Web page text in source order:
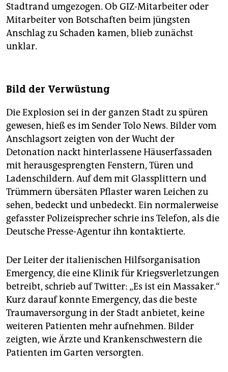
Stadtrand umgezogen. Ob GIZ-Mitarbeiter oder
Mitarbeiter von Botschaften beim jüngsten
Anschlag zu Schaden kamen, blieb zunächst
unklar.
Bild der Verwüstung
Die Explosion sei in der ganzen Stadt zu spüren
gewesen, hieß es im Sender Tolo News. Bilder vom
Anschlagsort zeigten von der Wucht der
Detonation nackt hinterlassene Häuserfassaden
mit herausgesprengten Fenstern, Türen und
Ladenschildern. Auf dem mit Glassplittern und
Trümmern übersäten Pflaster waren Leichen zu
sehen, bedeckt und unbedeckt. Ein normalerweise
gefasster Polizeisprecher schrie ins Telefon, als die
Deutsche Presse-Agentur ihn kontaktierte.
Der Leiter der italienischen Hilfsorganisation
Emergency, die eine Klinik für Kriegsverletzungen
betreibt, schrieb auf Twitter: „Es ist ein Massaker.“
Kurz darauf konnte Emergency, das die beste
Traumaversorgung in der Stadt anbietet, keine
weiteren Patienten mehr aufnehmen. Bilder
zeigten, wie Ärzte und Krankenschwestern die
Patienten im Garten versorgten.